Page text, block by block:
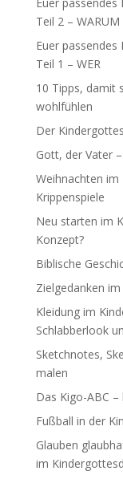
Teil 2 – WARUM
Euer
Teil 1 – WER
10 Tipps, damit
wohlfühlen
Der
Gott, der Vater
Weihnachten
Krippenspiele
Neu starten im
Konzept?
Biblische
Zielgedanken
Kleidung im
Schlabberlook
Sketchnotes,
malen
Das Kigo-ABC
Fußball in der
Glauben
im